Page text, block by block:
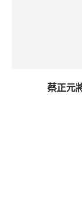
蔡正元